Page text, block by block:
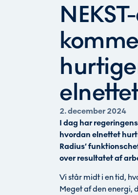
2. december 2024
I dag har
hvordan elnettet
Radius’
over resultatet af
Vi står midt i en tid,
Meget af den energi,